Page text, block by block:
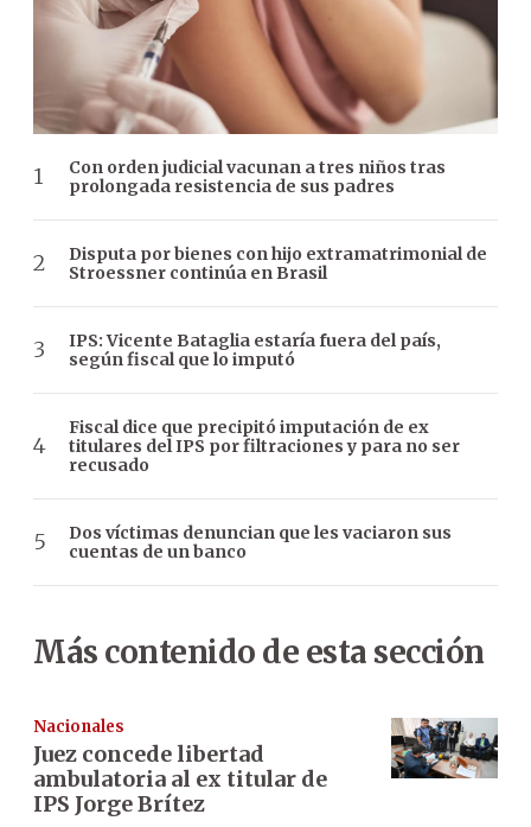
Con orden judicial vacunan a tres niños tras
prolongada resistencia de sus padres
Disputa por bienes con hijo extramatrimonial de
Stroessner continúa en Brasil
IPS: Vicente Bataglia estaría fuera del país,
según fiscal que lo imputó
Fiscal dice que precipitó imputación de ex
titulares del IPS por filtraciones y para no ser
recusado
Dos víctimas denuncian que les vaciaron sus
cuentas de un banco
Más contenido de esta sección
Nacionales
Juez concede libertad
ambulatoria al ex titular de
IPS Jorge Brítez